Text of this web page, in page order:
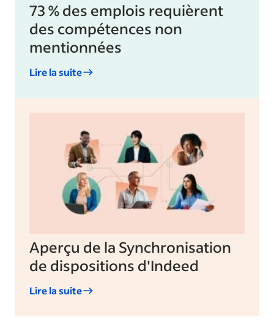
73 % des emplois requièrent
des compétences non
mentionnées
Lire la suite
Aperçu de la Synchronisation
de dispositions d'Indeed
Lire la suite